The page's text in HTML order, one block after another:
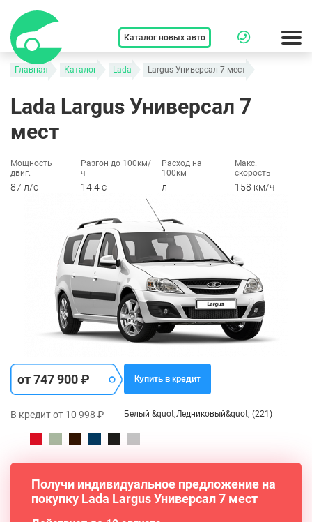
Каталог новых авто
Главная Каталог Lada Largus Универсал 7 мест
Lada Largus Универсал 7
мест
Мощность
двиг.
87 л/c
Разгон до 100км/
ч
14.4 c
Расход на
100км
л
Макс.
скорость
158 км/ч
от 747 900 ₽
В кредит от 10 998 ₽
Купить в кредит
Белый &quot;Ледниковый&quot; (221)
Получи индивидуальное предложение на
покупку Lada Largus Универсал 7 мест